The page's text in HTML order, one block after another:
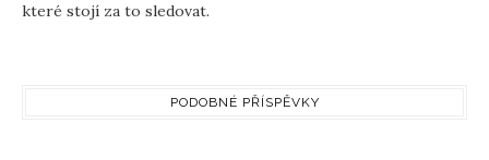
které stojí za to sledovat.
PODOBNÉ PŘÍSPĚVKY